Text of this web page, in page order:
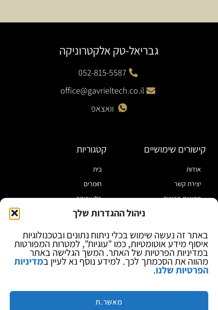
ניהול ההגדרות שלך
באתר זה נעשה שימוש בכלי ניתוח נתונים ובטכנולוגיות
איסוף מידע אוטומטיות, כמו "עוגיות", למטרות המפורטות
במדיניות הפרטיות של האתר. המשך הגלישה באתר
מהווה את הסכמתך לכך. למידע נוסף נא לעיין במדיניות
הפרטיות שלנו.
מאשר.ת
גבריאל-טק אלקטרוניקה
052-815-5587
office@gavrieltech.co.il
וואצאפ
קישורים שימושיים
אודות
יצירת קשר
מדיניות פרטיות
בלוג
קטגוריות
בית
חומרים
כלי עבודה
מוצרי הלחמה
ספקי כח ומודדים
ציוד אופטי להגדלה
מותגים